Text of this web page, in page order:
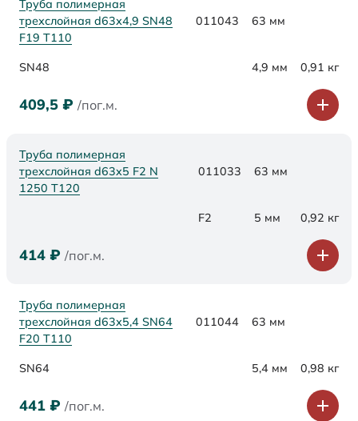
Труба полимерная
трехслойная d63х4,9 SN48
F19 Т110
011043 63 мм
SN48 4,9 мм 0,91 кг
409,5 ₽ /пог.м.
Труба полимерная
трехслойная d63x5 F2 N
1250 Т120
011033 63 мм
F2 5 мм 0,92 кг
414 ₽ /пог.м.
Труба полимерная
трехслойная d63х5,4 SN64
F20 Т110
011044 63 мм
SN64 5,4 мм 0,98 кг
441 ₽ /пог.м.